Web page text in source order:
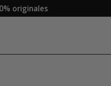
originales